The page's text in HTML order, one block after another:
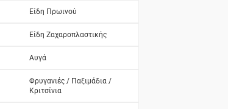
Είδη Πρωινού
Είδη Ζαχαροπλαστικής
Αυγά
Φρυγανιές / Παξιμάδια /
Κριτσίνια